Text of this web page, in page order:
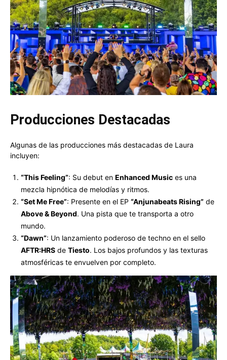
Producciones Destacadas
Algunas de las producciones más destacadas de Laura
incluyen:
“This Feeling”: Su debut en Enhanced Music es una
mezcla hipnótica de melodías y ritmos.
“Set Me Free”: Presente en el EP “Anjunabeats Rising” de
Above & Beyond. Una pista que te transporta a otro
mundo.
“Dawn”: Un lanzamiento poderoso de techno en el sello
AFTR:HRS de Tiesto. Los bajos profundos y las texturas
atmosféricas te envuelven por completo.